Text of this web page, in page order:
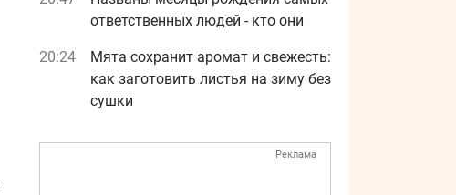
ответственных людей - кто они
20:24
Мята сохранит аромат и свежесть:
как заготовить листья на зиму без
сушки
Реклама